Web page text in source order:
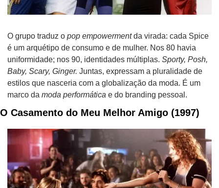
O grupo traduz o pop empowerment da virada: cada Spice
é um arquétipo de consumo e de mulher. Nos 80 havia
uniformidade; nos 90, identidades múltiplas. Sporty, Posh,
Baby, Scary, Ginger. Juntas, expressam a pluralidade de
estilos que nasceria com a globalização da moda. É um
marco da moda performática e do branding pessoal.
O Casamento do Meu Melhor Amigo (1997)